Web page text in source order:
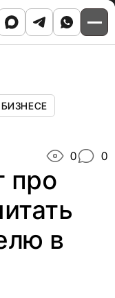
0 0
про
в